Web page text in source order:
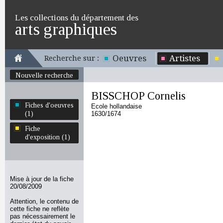
Les collections du département des
arts graphiques
Recherche sur : Oeuvres Artistes
Nouvelle recherche
Fiches d'oeuvres
(1)
Fiche
d'exposition (1)
Mise à jour de la fiche
20/08/2009
Attention, le contenu de
cette fiche ne reflète
pas nécessairement le
BISSCHOP Cornelis
Ecole hollandaise
1630/1674